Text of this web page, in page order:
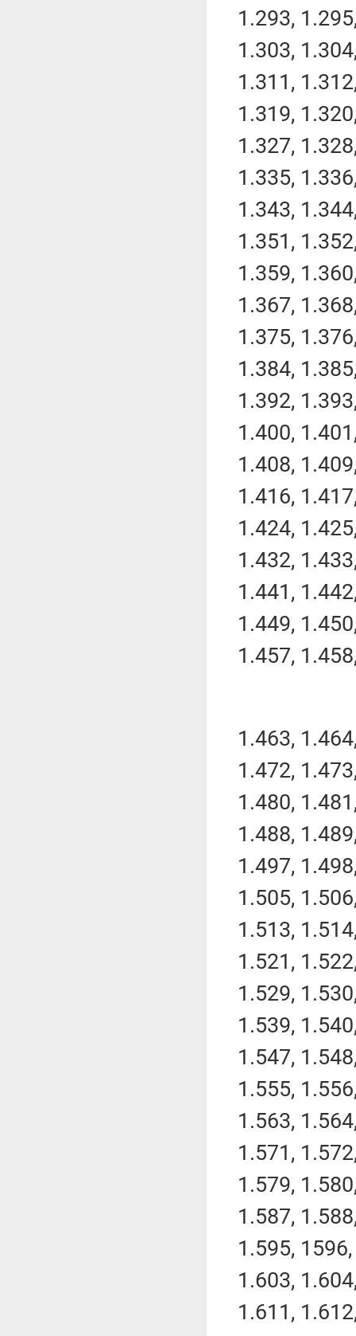
1.293,
1.303,
1.311,
1.319,
1.327,
1.335,
1.343,
1.351,
1.359,
1.367,
1.375,
1.384,
1.392,
1.400,
1.408,
1.416,
1.424,
1.432,
1.441,
1.449,
1.457,
1.463,
1.472,
1.480,
1.488,
1.497,
1.505,
1.513,
1.521,
1.529,
1.539,
1.547,
1.555,
1.563,
1.571,
1.579,
1.587,
1.595,
1.603,
1.611,